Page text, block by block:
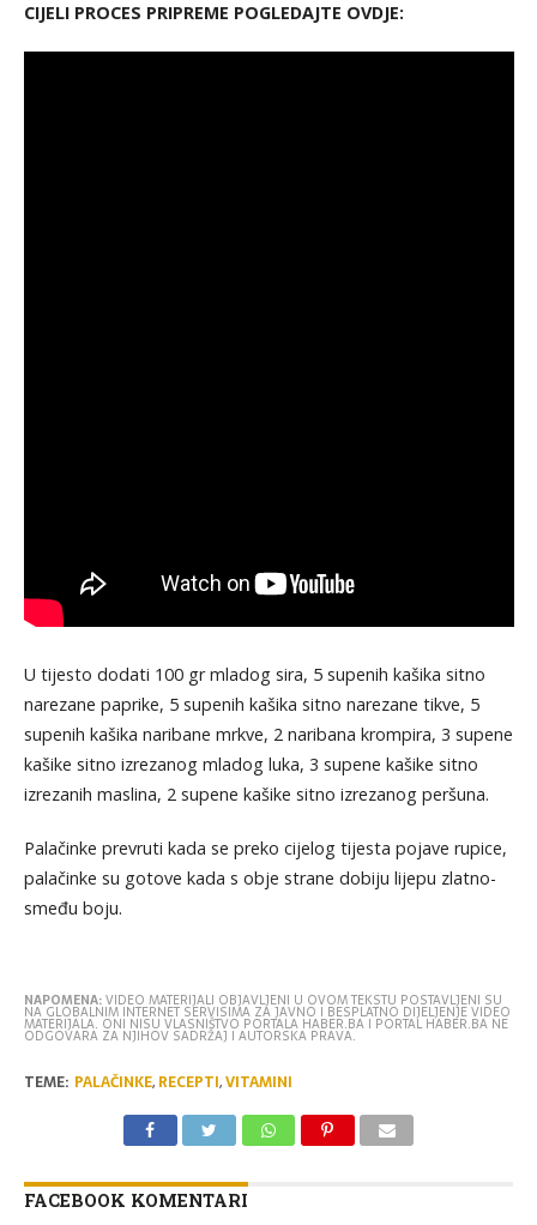
CIJELI PROCES PRIPREME POGLEDAJTE OVDJE:
U tijesto dodati 100 gr mladog sira, 5 supenih kašika sitno
narezane paprike, 5 supenih kašika sitno narezane tikve, 5
supenih kašika naribane mrkve, 2 naribana krompira, 3 supene
kašike sitno izrezanog mladog luka, 3 supene kašike sitno
izrezanih maslina, 2 supene kašike sitno izrezanog peršuna.
Palačinke prevruti kada se preko cijelog tijesta pojave rupice,
palačinke su gotove kada s obje strane dobiju lijepu zlatno-
smeđu boju.
NAPOMENA:VIDEO MATERIJALI OBJAVLJENI U OVOM TEKSTU POSTAVLJENI SU
NA GLOBALNIM INTERNET SERVISIMA ZA JAVNO I BESPLATNO DIJELJENJE VIDEO
MATERIJALA. ONI NISU VLASNIŠTVO PORTALA HABER.BA I PORTAL HABER.BA NE
ODGOVARA ZA NJIHOV SADRŽAJ I AUTORSKA PRAVA.
TEME: PALAČINKE, RECEPTI,VITAMINI
FACEBOOK KOMENTARI